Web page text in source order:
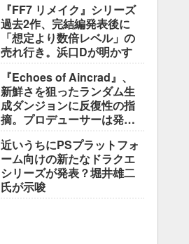
『FF7 リメイク』シリーズ
過去2作、完結編発表後に
「想定より数倍レベル」の
売れ行き。浜口Dが明かす
『Echoes of Aincrad』、
新鮮さを狙ったランダム生
成ダンジョンに反復性の指
摘。プロデューサーは発売
近いうちにPSプラットフォ
ーム向けの新たなドラクエ
シリーズが発表？堀井雄二
氏が示唆